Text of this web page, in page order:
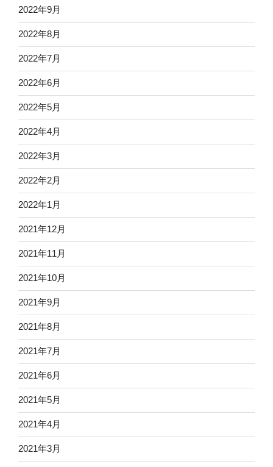
2022年9月
2022年8月
2022年7月
2022年6月
2022年5月
2022年4月
2022年3月
2022年2月
2022年1月
2021年12月
2021年11月
2021年10月
2021年9月
2021年8月
2021年7月
2021年6月
2021年5月
2021年4月
2021年3月